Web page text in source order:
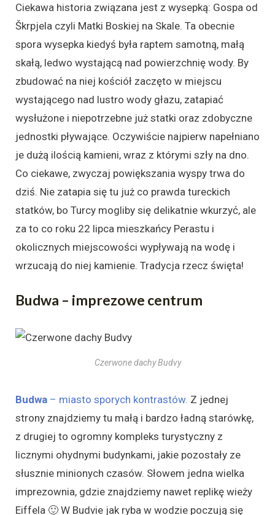
Ciekawa historia związana jest z wysepką: Gospa od
Škrpjela czyli Matki Boskiej na Skale. Ta obecnie
spora wysepka kiedyś była raptem samotną, małą
skałą, ledwo wystającą nad powierzchnię wody. By
zbudować na niej kościół zaczęto w miejscu
wystającego nad lustro wody głazu, zatapiać
wysłużone i niepotrzebne już statki oraz zdobyczne
jednostki pływające. Oczywiście najpierw napełniano
je dużą ilością kamieni, wraz z którymi szły na dno.
Co ciekawe, zwyczaj powiększania wyspy trwa do
dziś. Nie zatapia się tu już co prawda tureckich
statków, bo Turcy mogliby się delikatnie wkurzyć, ale
za to co roku 22 lipca mieszkańcy Perastu i
okolicznych miejscowości wypływają na wodę i
wrzucają do niej kamienie. Tradycja rzecz święta!
Budwa – imprezowe centrum
Czerwone dachy Budvy
Budwa – miasto sporych kontrastów. Z jednej
strony znajdziemy tu małą i bardzo ładną starówkę,
z drugiej to ogromny kompleks turystyczny z
licznymi ohydnymi budynkami, jakie pozostały ze
słusznie minionych czasów. Słowem jedna wielka
imprezownia, gdzie znajdziemy nawet replikę wieży
Eiffela 🙂 W Budvie jak ryba w wodzie poczują się